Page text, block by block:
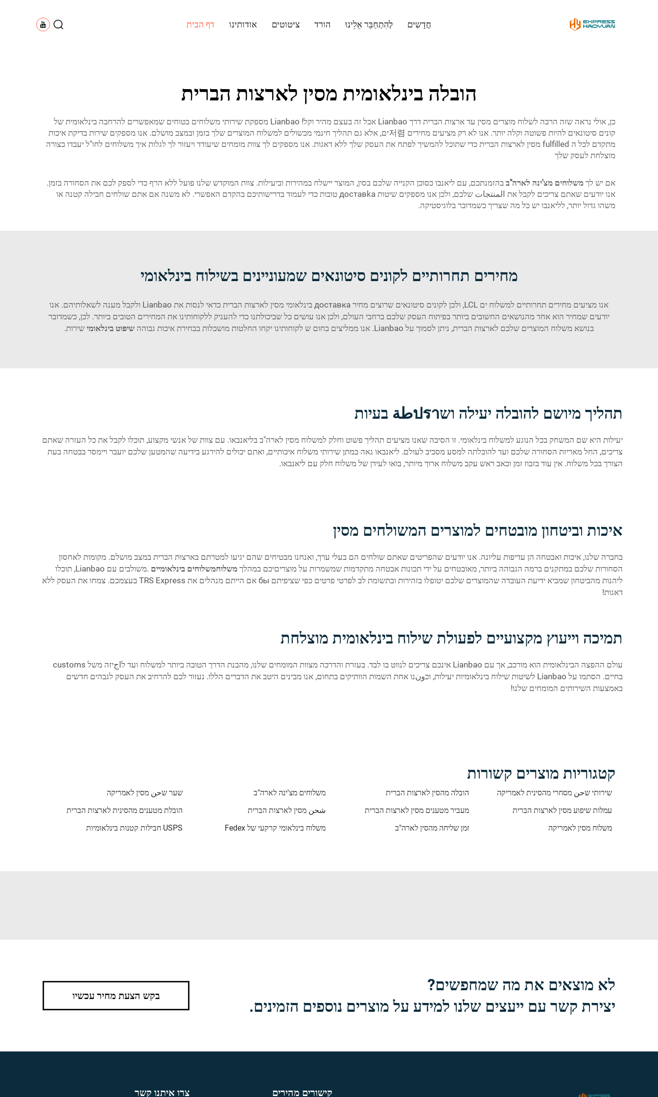
דף הבית אודותינו ציטוטים הורד לְהִתְחַבֵּר אֵלֵינוּ חֲדָשִים
הובלה בינלאומית מסין לארצות הברית
כן, אולי נראה שזה הרבה לשלוח מוצרים מסין עד ארצות הברית דרך Lianbao אבל זה בעצם מהיר וקל! Lianbao מספקת שירותי משלוחים בטוחים שמאפשרים להרחבה בינלאומית של
קונים סיטונאים להיות פשוטה וקלה יותר. אנו לא רק מציעים מחירים 저렴ים, אלא גם תהליך חינמי מכשולים למשלוח המוצרים שלך בזמן ובמצב מושלם. אנו מספקים שירות בדיקת איכות
מתקדם לכל ה fulfilled מסין לארצות הברית כדי שתוכל להמשיך לפתח את העסק שלך ללא דאגות. אנו מספקים לך צוות מומחים שיעודד ויעזור לך לגלות איך משלוחים לחו"ל יעבדו בצורה
מוצלחת לעסק שלך
אם יש לך משלוחים מצ'ינה לארה"ב בהזמנתכם, עם ליאנבו כסוכן הקנייה שלכם בסין, המוצר יישלח במהירות וביעילות. צוות המוקדש שלנו פועל ללא הרף כדי לספק לכם את הסחורה בזמן.
אנו יודעים שאתם צריכים לקבל את المنتجات שלכם, ולכן אנו מספקים שיטות доставka טובות כדי לעמוד בדרישותיכם בהקדם האפשרי. לא משנה אם אתם שולחים חבילה קטנה או
משהו גדול יותר, לליאנבו יש כל מה שצריך כשמדובר בלוגיסטיקה.
מחירים תחרותיים לקונים סיטונאים שמעוניינים בשילוח בינלאומי
אנו מציעים מחירים תחרותיים למשלוח ים LCL, ולכן לקונים סיטונאים שרוצים מחיר доставка בינלאומי מסין לארצות הברית כדאי לנסות את Lianbao ולקבל מענה לשאלותיהם. אנו
יודעים שמחיר הוא אחד מהנושאים החשובים ביותר בפיתוח העסק שלכם ברחבי העולם, ולכן אנו עושים כל שביכולתנו כדי להעניק ללקוחותינו את המחירים הטובים ביותר. לכן, כשמדובר
בנושא משלוח המוצרים שלכם לארצות הברית, ניתן לסמוך על Lianbao. אנו ממליצים בחום ש לקוחותינו יקחו החלטות מושכלות בבחירת איכות גבוהה
שיפוט בינלאומי שירות.
תהליך מיושם להובלה יעילה ושปราطة בעיות
יעילות היא שם המשחק בכל הנוגע למשלוח בינלאומי. זו הסיבה שאנו מציעים תהליך פשוט וחלק למשלוח מסין לארה"ב בליאנבאו. עם צוות של אנשי מקצוע, תוכלו לקבל את כל העזרה שאתם
צריכים, החל מאריזת הסחורה שלכם ועד להובלתה למסע מסביב לעולם. ליאנבאו גאה במתן שירותי משלוח איכותיים, ואתם יכולים להירגע בידיעה שהמטען שלכם יועבר ויימסר בבטחה בעת
הצורך בכל משלוח. אין עוד בזבוז זמן וכאב ראש עקב משלוח ארוך מיותר, בואו לעידן של משלוח חלק עם ליאנבאו.
איכות וביטחון מובטחים למוצרים המשולחים מסין
בחברה שלנו, איכות ואבטחה הן עדיפות עליונה. אנו יודעים שהפריטים שאתם שולחים הם בעלי ערך, ואנחנו מבטיחים שהם יגיעו למטרתם בארצות הברית במצב מושלם. מקומות לאחסון
הסחורות שלכם במתקנים ברמה הגבוהה ביותר, מאובטחים על ידי תכונות אבטחה מתקדמות שמשמרות על מוצריםיכם במהלך משלוחמשלוחים בינלאומיים
.משולבים עם Lianbao, תוכלו
ליהנות מהביטחון שמביא ידיעת העובדה שהמוצרים שלכם יטופלו בזהירות ובתשומת לב לפרטי פרטים כפי שציפיתם бы אם הייתם מנהלים את TRS Express בעצמכם. צמחו את העסק ללא
דאגות!
תמיכה וייעוץ מקצועיים לפעולת שילוח בינלאומית מוצלחת
עולם ההפצה הבינלאומית הוא מורכב, אך עם Lianbao אינכם צריכים לנווט בו לבד. בעזרת והדרכה מצוות המומחים שלנו, מהבנת הדרך הטובה ביותר למשלוח ועד לاجיזה משל customs
בחיים. הסתמו על Lianbao לשיטות שילוח בינלאומיות יעילות, וכونנו אחת השמות הוותיקים בתחום, אנו מבינים היטב את הדברים הללו. נעזור לכם להרחיב את העסק לגבהים חדשים
באמצעות השירותים המומחים שלנו!
קטגוריות מוצרים קשורות
שירותי שحن מסחרי מהסינית לאמריקה הובלה מהסין לארצות הברית משלוחים מצ'ינה לארה"ב
שער שحن מסין לאמריקה
עמלות שיפוע מסין לארצות הברית
מעביר מטענים מסין לארצות הברית شحن מסין לארצות הברית
הובלת מטענים מהסינית לארצות הברית
משלוח מסין לאמריקה
זמן שליחה מהסין לארה"ב משלוח בינלאומי קרקעי של Fedex USPS חבילות קטנות בינלאומיות
לא מוצאים את מה שמחפשים?
יצירת קשר עם ייעצים שלנו למידע על מוצרים נוספים הזמינים.
בקש הצעת מחיר עכשיו
קישורים מהירים צרו איתנו קשר